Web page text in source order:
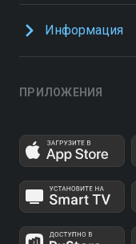
Информация
ПРИЛОЖЕНИЯ